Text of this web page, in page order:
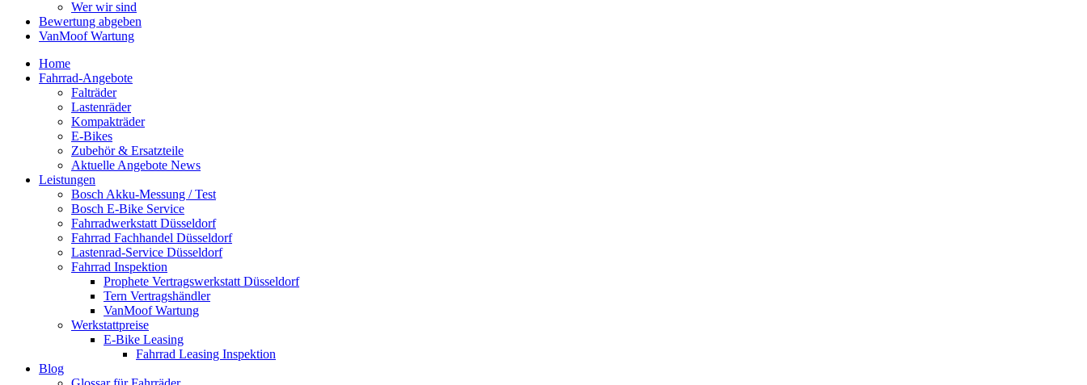
Wer wir sind
Bewertung abgeben
VanMoof Wartung
Home
Fahrrad-Angebote
Falträder
Lastenräder
Kompakträder
E-Bikes
Zubehör & Ersatzteile
Aktuelle Angebote News
Leistungen
Bosch Akku-Messung / Test
Bosch E-Bike Service
Fahrradwerkstatt Düsseldorf
Fahrrad Fachhandel Düsseldorf
Lastenrad-Service Düsseldorf
Fahrrad Inspektion
Prophete Vertragswerkstatt Düsseldorf
Tern Vertragshändler
VanMoof Wartung
Werkstattpreise
E-Bike Leasing
Fahrrad Leasing Inspektion
Blog